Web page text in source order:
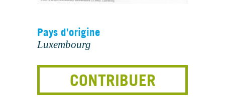
Pays d’origine
Luxembourg
CONTRIBUER